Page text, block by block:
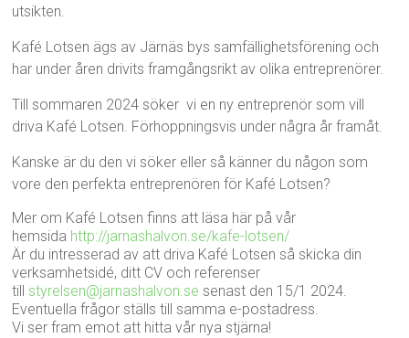
utsikten.
Kafé Lotsen ägs av Järnäs bys samfällighetsförening och
har under åren drivits framgångsrikt av olika entreprenörer.
Till sommaren 2024 söker vi en ny entreprenör som vill
driva Kafé Lotsen. Förhoppningsvis under några år framåt.
Kanske är du den vi söker eller så känner du någon som
vore den perfekta entreprenören för Kafé Lotsen?
Mer om Kafé Lotsen finns att läsa här på vår
hemsida http://jarnashalvon.se/kafe-lotsen/
Är du intresserad av att driva Kafé Lotsen så skicka din
verksamhetsidé, ditt CV och referenser
till styrelsen@jarnashalvon.se senast den 15/1 2024.
Eventuella frågor ställs till samma e-postadress.
Vi ser fram emot att hitta vår nya stjärna!